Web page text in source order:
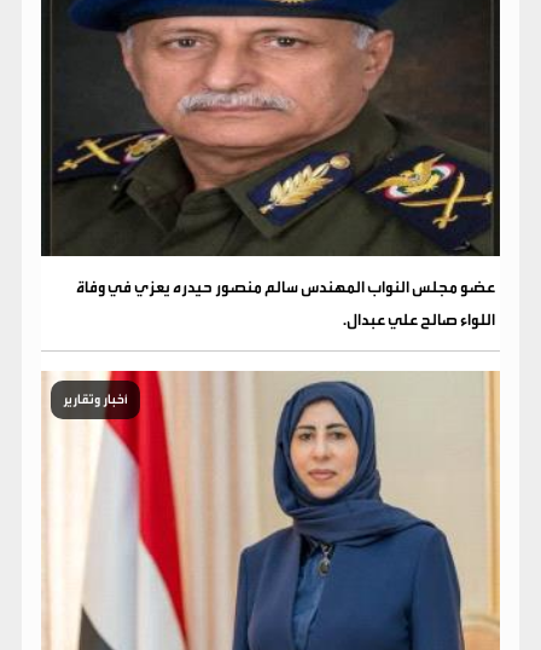
عضو مجلس النواب المهندس سالم منصور حيدره يعزي في وفاة
اللواء صالح علي عبدال.
أخبار وتقارير